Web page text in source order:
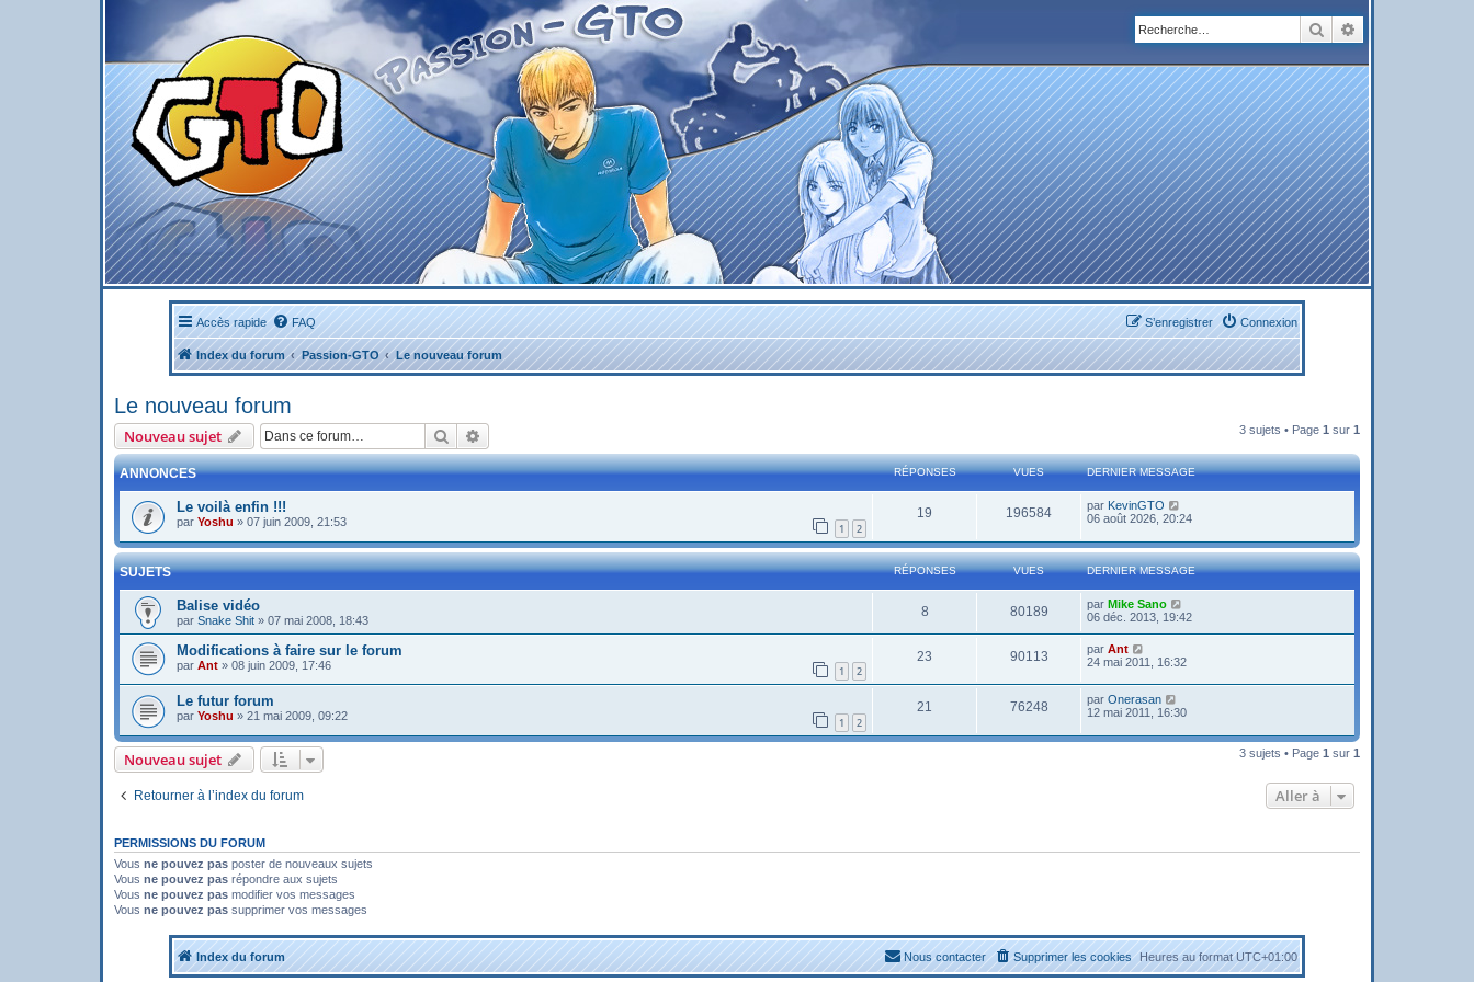
Rechercher
Accès rapide FAQ Connexion
S’enregistrer
Index du forum Passion-GTO Le nouveau forum
Le nouveau forum
Nouveau sujet Rechercher 3 sujets • Page 1 sur 1
ANNONCES RÉPONSES VUES DERNIER MESSAGE
Le voilà enfin !!!
par Yoshu » 07 juin 2009, 21:53 1 2
19 196584 par KevinGTO
06 août 2026, 20:24
SUJETS RÉPONSES VUES DERNIER MESSAGE
Balise vidéo
par Snake Shit » 07 mai 2008, 18:43
8 80189 par Mike Sano
06 déc. 2013, 19:42
Modifications à faire sur le forum
par Ant » 08 juin 2009, 17:46 1 2
23 90113 par Ant
24 mai 2011, 16:32
Le futur forum
par Yoshu » 21 mai 2009, 09:22 1 2
21 76248 par Onerasan
12 mai 2011, 16:30
Nouveau sujet 3 sujets • Page 1 sur 1
Retourner à l’index du forum Aller à
PERMISSIONS DU FORUM
Vous ne pouvez pas poster de nouveaux sujets
Vous ne pouvez pas répondre aux sujets
Vous ne pouvez pas modifier vos messages
Vous ne pouvez pas supprimer vos messages
Index du forum Heures au formatUTC+01:00
Supprimer les cookies
Nous contacter